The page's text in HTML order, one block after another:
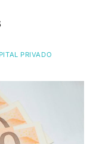
PRIVADO